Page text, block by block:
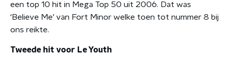
een top 10 hit in Mega Top 50 uit 2006. Dat was
‘Believe Me’ van Fort Minor welke toen tot nummer 8 bij
ons reikte.
Tweede hit voor Le Youth